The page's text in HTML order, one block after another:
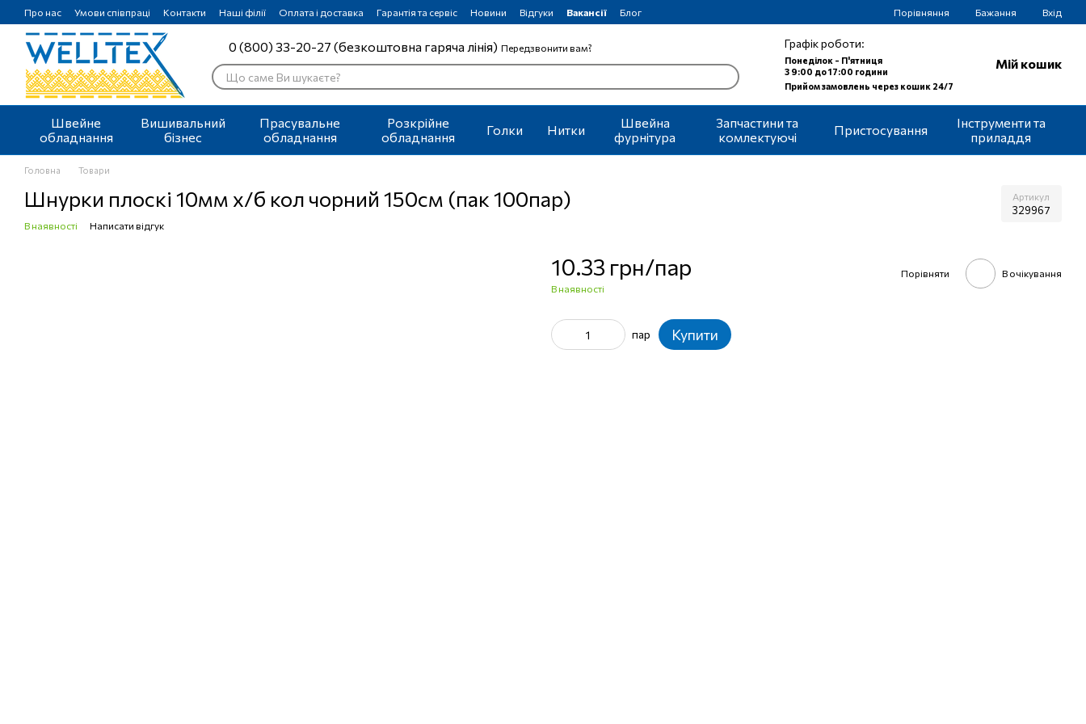
Перейти до основного контенту
Про нас Умови співпраці Контакти Наші філії Оплата і доставка Гарантія та сервіс Новини Відгуки Вакансії Блог Порівняння Бажання Вхід
0 (800) 33-20-27 (безкоштовна гаряча лінія) Передзвонити вам? Графік роботи:
Понеділок - П'ятниця
З 9:00 до 17:00 години
Прийом замовлень через кошик 24/7
Мій кошик
Швейне
обладнання
Вишивальний
бізнес
Прасувальне
обладнання
Розкрійне
обладнання
Голки Нитки
Швейна
фурнітура
Запчастини та
комлектуючі
Пристосування
Інструменти та
приладдя
Головна Товари
Шнурки плоскі 10мм х/б кол чорний 150см (пак 100пар) Артикул
329967
В наявності Написати відгук
10.33 грн/пар
В наявності
Порівняти В очікування
пар Купити